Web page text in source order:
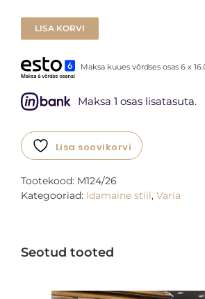
LISA KORVI
Maksa kuues võrdses osas 6 x
Maksa 1 osas lisatasuta.
Lisa soovikorvi
Tootekood: M124/26
Kategooriad: Idamaine stiil, Varia
Seotud tooted